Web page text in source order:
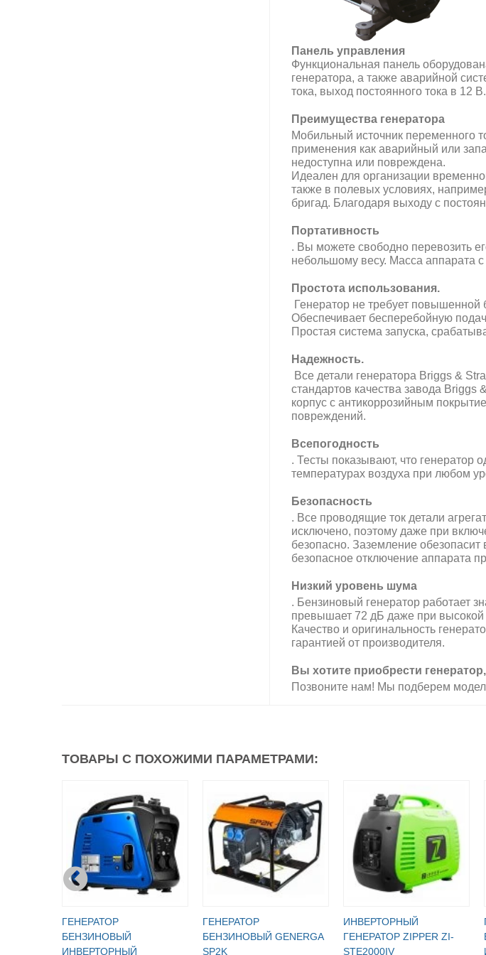
Панель управления
Функциональная панель
генератора, а также аварийной
тока, выход постоянного тока в 12
Преимущества генератора
Мобильный источник переменного
применения как аварийный или
недоступна или повреждена.
Идеален для организации
также в полевых условиях,
бригад. Благодаря выходу с
Портативность
. Вы можете свободно перевозить
небольшому весу. Масса аппарата с
Простота использования.
Генератор не требует повышенной
Обеспечивает бесперебойную
Простая система запуска,
Надежность.
Все детали генератора Briggs &
стандартов качества завода
корпус с антикоррозийным
повреждений.
Всепогодность
. Тесты показывают, что генератор
температурах воздуха при любом
Безопасность
. Все проводящие ток детали
исключено, поэтому даже при
безопасно. Заземление обезопасит
безопасное отключение аппарата
Низкий уровень шума
. Бензиновый генератор работает
превышает 72 дБ даже при высокой
Качество и оригинальность
гарантией от производителя.
Вы хотите приобрести
Позвоните нам! Мы подберем
ТОВАРЫ С ПОХОЖИМИ ПАРАМЕТРАМИ:
ГЕНЕРАТОР
БЕНЗИНОВЫЙ
ИНВЕРТОРНЫЙ
ГЕНЕРАТОР
БЕНЗИНОВЫЙ GENERGA
SP2K
ИНВЕРТОРНЫЙ
ГЕНЕРАТОР ZIPPER ZI-
STE2000IV